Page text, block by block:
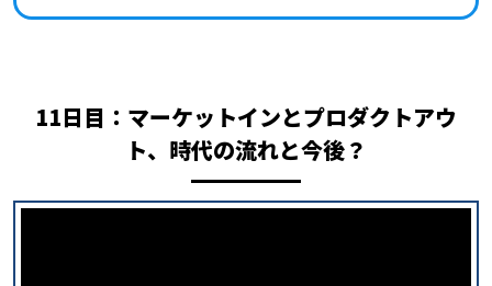
11日目：マーケットインとプロダクトアウ
ト、時代の流れと今後？